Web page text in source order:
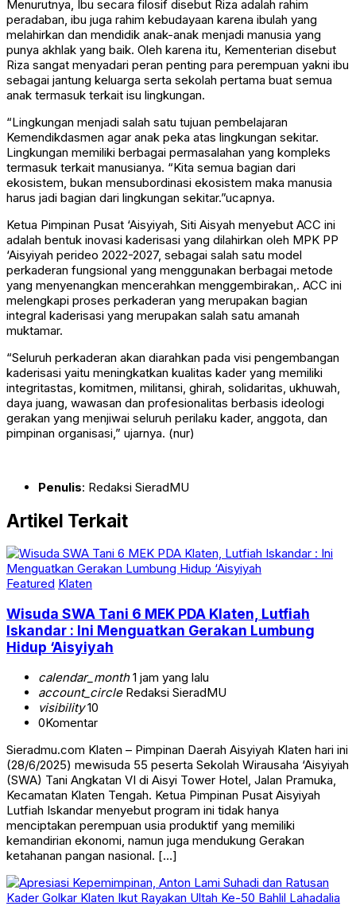
Menurutnya, Ibu secara filosif disebut Riza adalah rahim
peradaban, ibu juga rahim kebudayaan karena ibulah yang
melahirkan dan mendidik anak-anak menjadi manusia yang
punya akhlak yang baik. Oleh karena itu, Kementerian disebut
Riza sangat menyadari peran penting para perempuan yakni ibu
sebagai jantung keluarga serta sekolah pertama buat semua
anak termasuk terkait isu lingkungan.
“Lingkungan menjadi salah satu tujuan pembelajaran
Kemendikdasmen agar anak peka atas lingkungan sekitar.
Lingkungan memiliki berbagai permasalahan yang kompleks
termasuk terkait manusianya. “Kita semua bagian dari
ekosistem, bukan mensubordinasi ekosistem maka manusia
harus jadi bagian dari lingkungan sekitar.”ucapnya.
Ketua Pimpinan Pusat ‘Aisyiyah, Siti Aisyah menyebut ACC ini
adalah bentuk inovasi kaderisasi yang dilahirkan oleh MPK PP
‘Aisyiyah perideo 2022-2027, sebagai salah satu model
perkaderan fungsional yang menggunakan berbagai metode
yang menyenangkan mencerahkan menggembirakan,. ACC ini
melengkapi proses perkaderan yang merupakan bagian
integral kaderisasi yang merupakan salah satu amanah
muktamar.
“Seluruh perkaderan akan diarahkan pada visi pengembangan
kaderisasi yaitu meningkatkan kualitas kader yang memiliki
integritastas, komitmen, militansi, ghirah, solidaritas, ukhuwah,
daya juang, wawasan dan profesionalitas berbasis ideologi
gerakan yang menjiwai seluruh perilaku kader, anggota, dan
pimpinan organisasi,” ujarnya. (nur)
Penulis: Redaksi SieradMU
Artikel Terkait
Featured Klaten
Wisuda SWA Tani 6 MEK PDA Klaten, Lutfiah
Iskandar : Ini Menguatkan Gerakan Lumbung
Hidup ‘Aisyiyah
calendar_month1 jam yang lalu
account_circleRedaksi SieradMU
visibility10
0Komentar
Sieradmu.com Klaten – Pimpinan Daerah Aisyiyah Klaten hari ini
(28/6/2025) mewisuda 55 peserta Sekolah Wirausaha ‘Aisyiyah
(SWA) Tani Angkatan VI di Aisyi Tower Hotel, Jalan Pramuka,
Kecamatan Klaten Tengah. Ketua Pimpinan Pusat Aisyiyah
Lutfiah Iskandar menyebut program ini tidak hanya
menciptakan perempuan usia produktif yang memiliki
kemandirian ekonomi, namun juga mendukung Gerakan
ketahanan pangan nasional. […]